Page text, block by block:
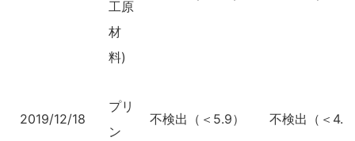
工原
材
料)
2019/12/18
プリ
ン
不検出（＜5.9） 不検出（＜4.3